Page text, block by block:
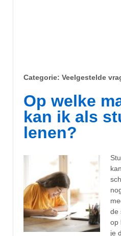
Categorie: Veelgestelde
Op welke
kan ik als
lenen?
de
op
je